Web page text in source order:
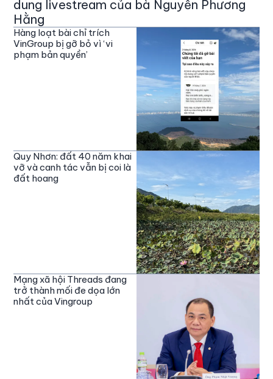
dung livestream của bà Nguyễn Phương
Hằng
Hàng loạt bài chỉ trích
VinGroup bị gỡ bỏ vì ‘vi
phạm bản quyền’
Quy Nhơn: đất 40 năm khai
vỡ và canh tác vẫn bị coi là
đất hoang
Mạng xã hội Threads đang
trở thành mối đe dọa lớn
nhất của Vingroup